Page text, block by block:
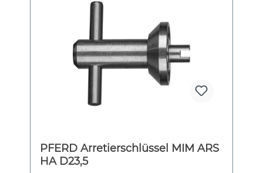
PFERD Arretierschlüssel MIM ARS
HA D23,5